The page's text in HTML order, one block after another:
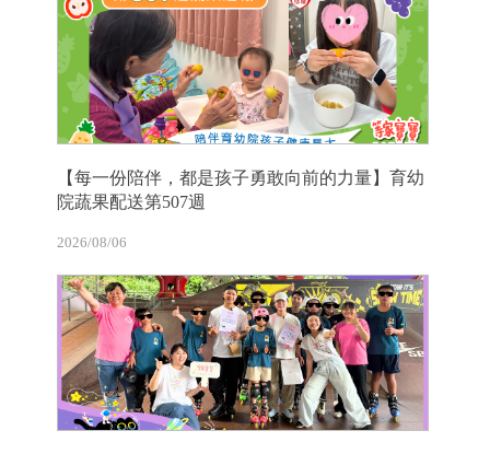
【每一份陪伴，都是孩子勇敢向前的力量】育幼
院蔬果配送第507週
2026/08/06